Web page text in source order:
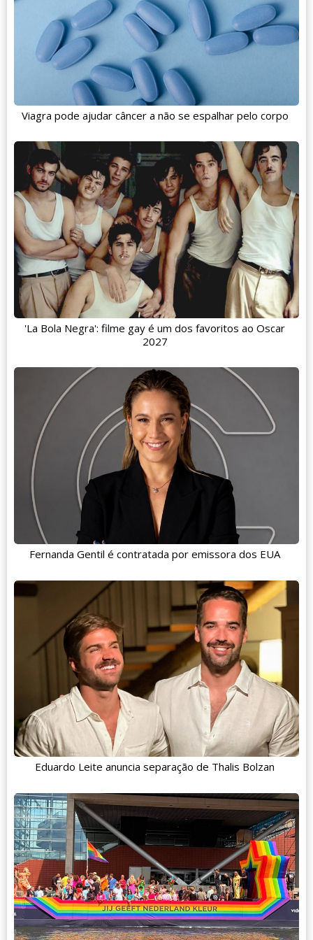
Viagra pode ajudar câncer a não se espalhar pelo corpo
'La Bola Negra': filme gay é um dos favoritos ao Oscar
2027
Fernanda Gentil é contratada por emissora dos EUA
Eduardo Leite anuncia separação de Thalis Bolzan